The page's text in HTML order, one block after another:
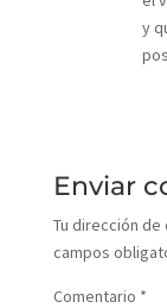
y
Enviar
Tu dirección
campos
Comentario *